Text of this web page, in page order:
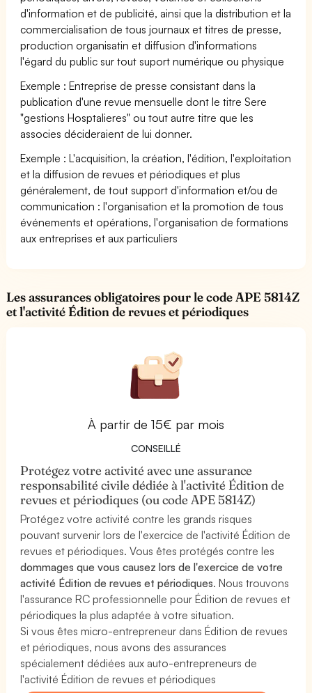
d'information et de publicité, ainsi que la distribution et la
commercialisation de tous journaux et titres de presse,
production organisatin et diffusion d'informations
l'égard du public sur tout suport numérique ou physique
Exemple : Entreprise de presse consistant dans la
publication d'une revue mensuelle dont le titre Sere
"gestions Hosptalieres" ou tout autre titre que les
associes décideraient de lui donner.
Exemple : L'acquisition, la création, l'édition, l'exploitation
et la diffusion de revues et périodiques et plus
généralement, de tout support d'information et/ou de
communication : l'organisation et la promotion de tous
événements et opérations, l'organisation de formations
aux entreprises et aux particuliers
Les assurances obligatoires pour le code APE 5814Z
et l'activité Édition de revues et périodiques
À partir de 15€ par mois
CONSEILLÉ
Protégez votre activité avec une assurance
responsabilité civile dédiée à l'activité Édition de
revues et périodiques (ou code APE 5814Z)
Protégez votre activité contre les grands risques
pouvant survenir lors de l'exercice de l'activité Édition de
revues et périodiques. Vous êtes protégés contre les
dommages que vous causez lors de l'exercice de votre
activité Édition de revues et périodiques. Nous trouvons
l'assurance RC professionnelle pour Édition de revues et
périodiques la plus adaptée à votre situation.
Si vous êtes micro-entrepreneur dans Édition de revues
et périodiques, nous avons des assurances
spécialement dédiées aux auto-entrepreneurs de
l'activité Édition de revues et périodiques